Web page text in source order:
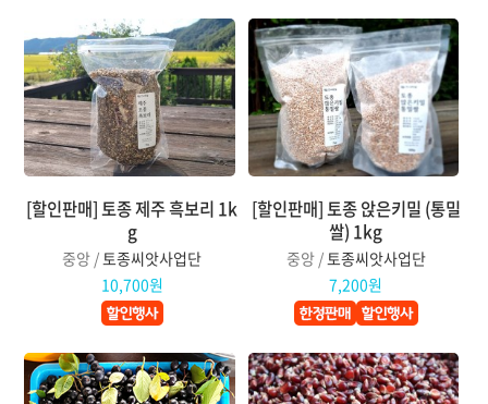
[할인판매] 토종 제주 흑보리 1k
g
중앙 /토종씨앗사업단
10,700원
[할인판매] 토종 앉은키밀 (통밀
쌀) 1kg
중앙 /토종씨앗사업단
7,200원